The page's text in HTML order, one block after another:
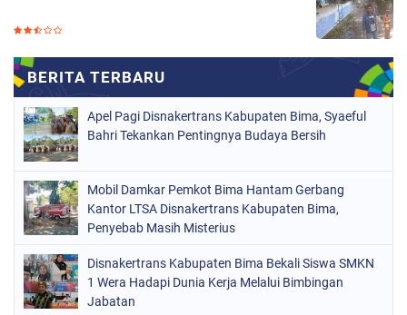
Apel Pagi Disnakertrans Kabupaten Bima, Syaeful
Bahri Tekankan Pentingnya Budaya Bersih
Mobil Damkar Pemkot Bima Hantam Gerbang
Kantor LTSA Disnakertrans Kabupaten Bima,
Penyebab Masih Misterius
Disnakertrans Kabupaten Bima Bekali Siswa SMKN
1 Wera Hadapi Dunia Kerja Melalui Bimbingan
Jabatan